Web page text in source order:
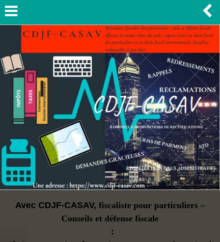
Avec CDJF-CASAV, fiscaliste pour particuliers –
Conseils et défense fiscale
: